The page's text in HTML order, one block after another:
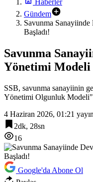
Haberler
Gündem
Savunma
Başladı!
Savunma
Yönetimi Modeli
SSB, savunma sanayiinin
Yönetimi Olgunluk
4 Haziran 2026, 01:21
2dk, 28sn
16
Google'da Abone Ol